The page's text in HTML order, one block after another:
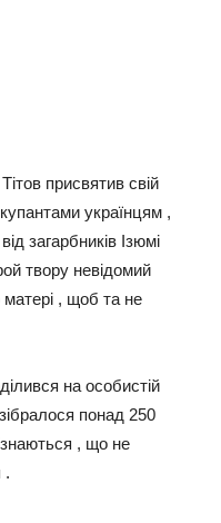
присвятив свій
українцям ,
загарбників Ізюмі
твору невідомий
, щоб та не
на особистій
понад 250
, що не
.